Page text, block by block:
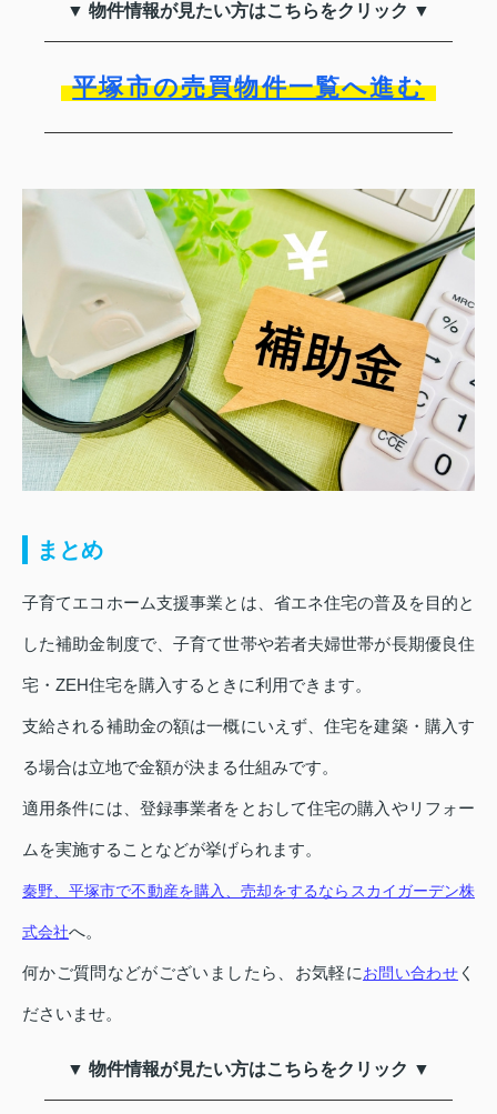
▼ 物件情報が見たい方はこちらをクリック ▼
平塚市の売買物件一覧へ進む
まとめ
子育てエコホーム支援事業とは、省エネ住宅の普及を目的と
した補助金制度で、子育て世帯や若者夫婦世帯が長期優良住
宅・ZEH住宅を購入するときに利用できます。
支給される補助金の額は一概にいえず、住宅を建築・購入す
る場合は立地で金額が決まる仕組みです。
適用条件には、登録事業者をとおして住宅の購入やリフォー
ムを実施することなどが挙げられます。
秦野、平塚市で不動産を購入、売却をするならスカイガーデン株
式会社へ。
何かご質問などがございましたら、お気軽にお問い合わせ く
ださいませ。
▼ 物件情報が見たい方はこちらをクリック ▼